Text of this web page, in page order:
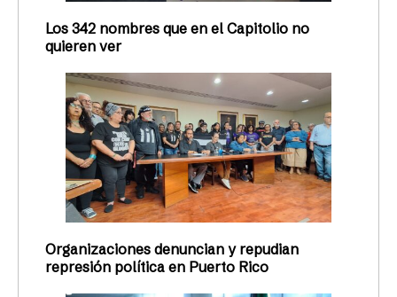
Los 342 nombres que en el Capitolio no
quieren ver
Organizaciones denuncian y repudian
represión política en Puerto Rico